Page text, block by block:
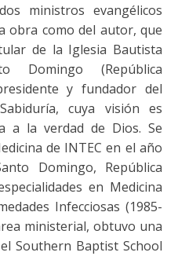
ministros evangélicos
obra como del autor, que
de la Iglesia Bautista
Domingo (República
y fundador del
cuya visión es
a la verdad de Dios. Se
de INTEC en el año
Domingo, República
en Medicina
Infecciosas (1985-
ministerial, obtuvo una
Southern Baptist School